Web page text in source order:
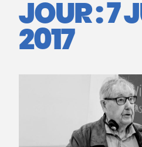
JOUR :7
2017